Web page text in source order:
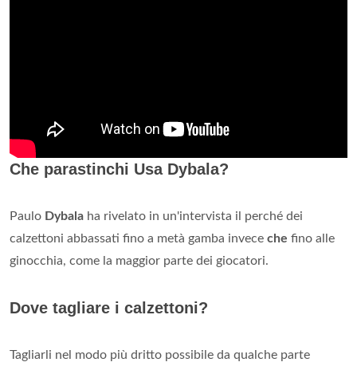
Che parastinchi Usa Dybala?
Paulo Dybala ha rivelato in un'intervista il perché dei
calzettoni abbassati fino a metà gamba invece che fino alle
ginocchia, come la maggior parte dei giocatori.
Dove tagliare i calzettoni?
Tagliarli nel modo più dritto possibile da qualche parte